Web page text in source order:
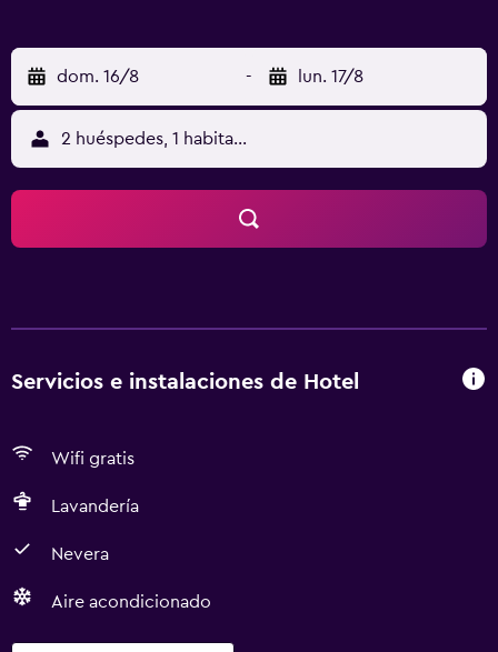
dom. 16/8 - lun. 17/8
2 huéspedes, 1 habitación
Servicios e instalaciones de Hotel
Wifi gratis
Lavandería
Nevera
Aire acondicionado